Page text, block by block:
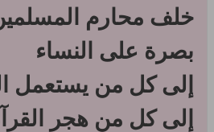
خلف محارم
بصرة على النساء
إلى كل من يستعمل
إلى كل من هجر